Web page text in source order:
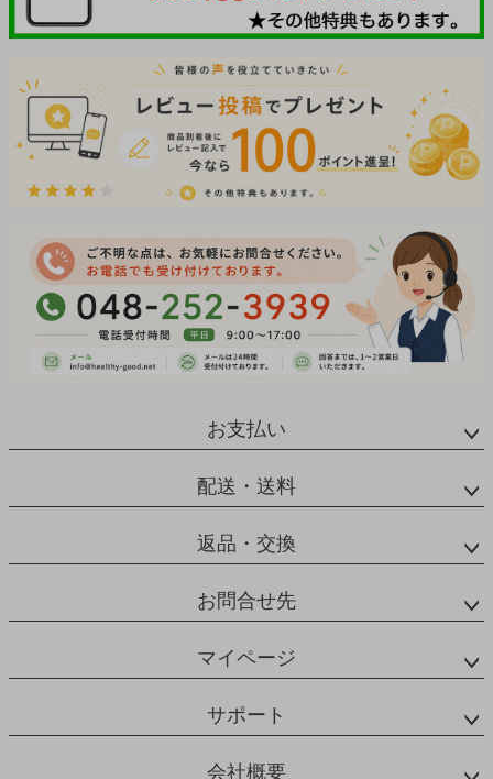
お支払い
配送・送料
返品・交換
お問合せ先
マイページ
サポート
会社概要